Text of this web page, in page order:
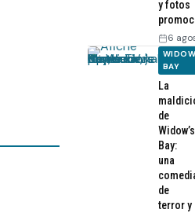
y fotos
6
BAY
La
de
Widow’s
Bay:
una
de
terror y